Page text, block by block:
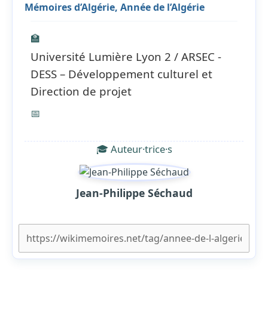
Mémoires d’Algérie, Année de l’Algérie
🏫
Université Lumière Lyon 2 / ARSEC -
DESS – Développement culturel et
Direction de projet
📅
🎓 Auteur·trice·s
Jean-Philippe Séchaud